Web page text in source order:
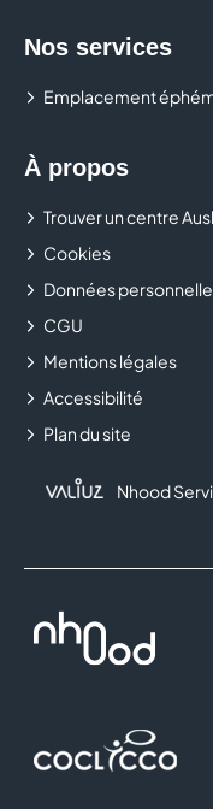
Nos services
Emplacement
À propos
Trouver un centre
Cookies
Données
CGU
Mentions légales
Accessibilité
Plan du site
Nhood